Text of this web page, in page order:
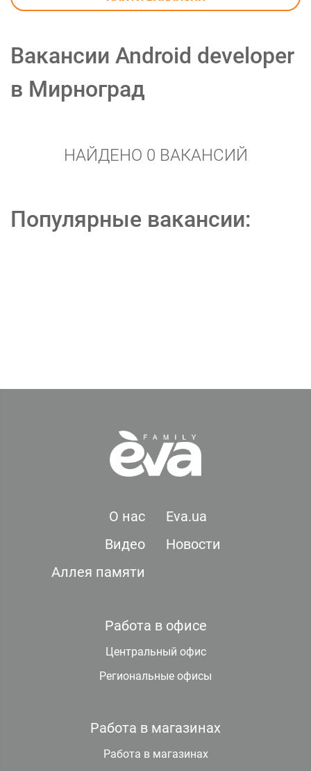
Вакансии Android developer
в Мирноград
НАЙДЕНО 0 ВАКАНСИЙ
Популярные вакансии:
О нас
Eva.ua
Видео
Новости
Аллея памяти
Работа в офисе
Центральный офис
Региональные офисы
Работа в магазинах
Работа в магазинах